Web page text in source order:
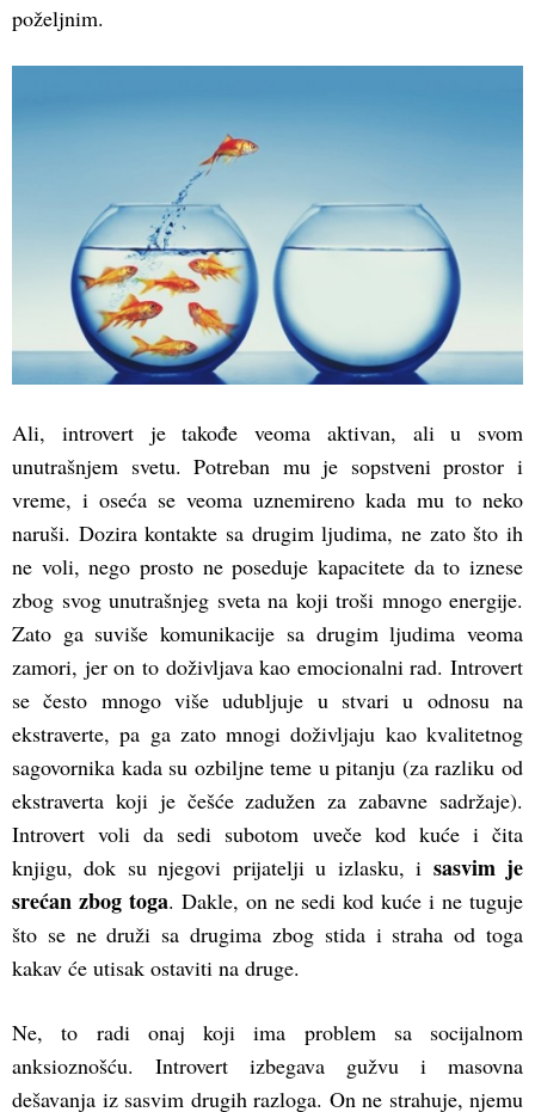
poželjnim.
Ali, introvert je takođe veoma aktivan, ali u svom
unutrašnjem svetu. Potreban mu je sopstveni prostor i
vreme, i oseća se veoma uznemireno kada mu to neko
naruši. Dozira kontakte sa drugim ljudima, ne zato što ih
ne voli, nego prosto ne poseduje kapacitete da to iznese
zbog svog unutrašnjeg sveta na koji troši mnogo energije.
Zato ga suviše komunikacije sa drugim ljudima veoma
zamori, jer on to doživljava kao emocionalni rad. Introvert
se često mnogo više udubljuje u stvari u odnosu na
ekstraverte, pa ga zato mnogi doživljaju kao kvalitetnog
sagovornika kada su ozbiljne teme u pitanju (za razliku od
ekstraverta koji je češće zadužen za zabavne sadržaje).
Introvert voli da sedi subotom uveče kod kuće i čita
knjigu, dok su njegovi prijatelji u izlasku, i sasvim je
srećan zbog toga. Dakle, on ne sedi kod kuće i ne tuguje
što se ne druži sa drugima zbog stida i straha od toga
kakav će utisak ostaviti na druge.
Ne, to radi onaj koji ima problem sa socijalnom
anksioznošću. Introvert izbegava gužvu i masovna
dešavanja iz sasvim drugih razloga. On ne strahuje, njemu